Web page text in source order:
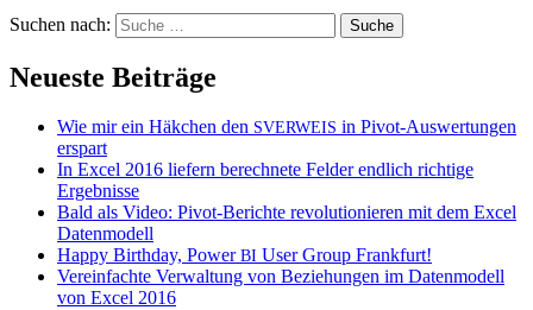
Suchen nach:
Neueste Beiträge
Wie mir ein Häkchen den SVERWEIS in Pivot-Auswertungen
erspart
In Excel 2016 liefern berechnete Felder endlich richtige
Ergebnisse
Bald als Video: Pivot-Berichte revolutionieren mit dem Excel
Datenmodell
Happy Birthday, PowerBI User Group Frankfurt!
Vereinfachte Verwaltung von Beziehungen im Datenmodell
von Excel 2016